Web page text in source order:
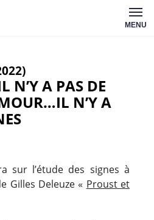
MENU
N’Y A PAS DE
N’Y A
sur l’étude des signes à
Gilles Deleuze « Proust et